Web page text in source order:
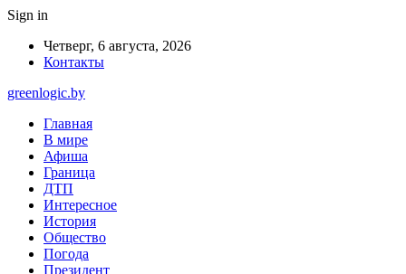
Sign in
Четверг, 6 августа, 2026
Контакты
greenlogic.by
Главная
В мире
Афиша
Граница
ДТП
Интересное
История
Общество
Погода
Президент